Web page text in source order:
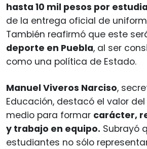
hasta 10 mil pesos por
de la entrega oficial de
También reafirmó que este
deporte en Puebla, al ser
como una política de Estado.
Manuel Viveros Narciso,
Educación, destacó el valor
medio para formar carácter,
y trabajo en equipo. Subrayó
estudiantes no sólo